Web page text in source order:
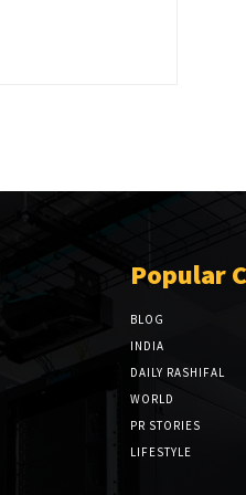
Popular
BLOG
INDIA
DAILY RASHIFAL
WORLD
PR STORIES
LIFESTYLE